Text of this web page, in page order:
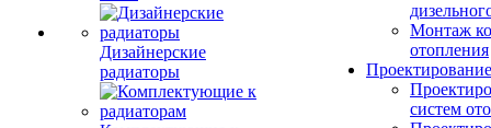
Дизайнерские
радиаторы
Монтаж
отопления
Проектирование
систем